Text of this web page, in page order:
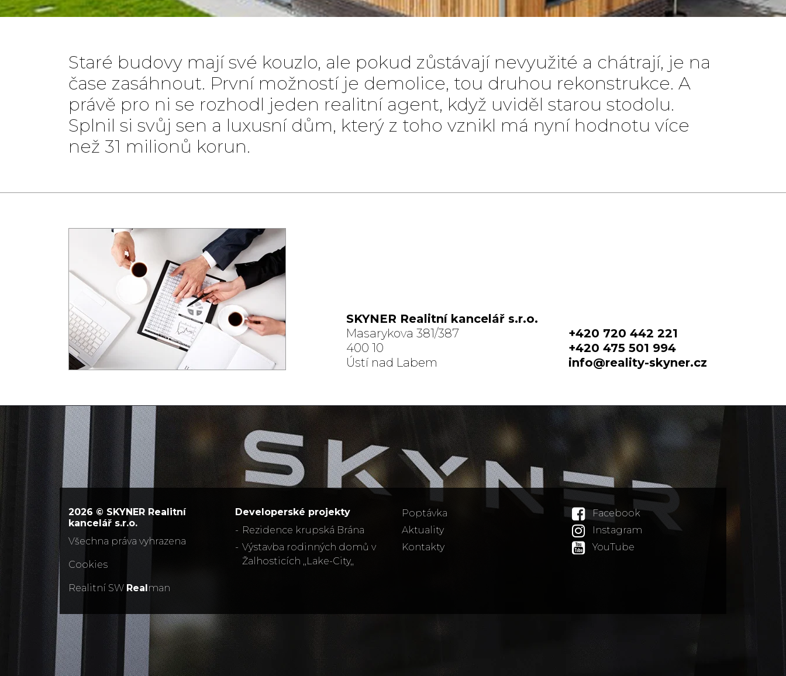
Staré budovy mají své kouzlo, ale pokud zůstávají nevyužité a chátrají, je na
čase zasáhnout. První možností je demolice, tou druhou rekonstrukce. A
právě pro ni se rozhodl jeden realitní agent, když uviděl starou stodolu.
Splnil si svůj sen a luxusní dům, který z toho vznikl má nyní hodnotu více
než 31 milionů korun.
SKYNER Realitní kancelář s.r.o.
Masarykova 381/387
400 10
Ústí nad Labem
+420 720 442 221
+420 475 501 994
info@reality-skyner.cz
2026 © SKYNER Realitní
kancelář s.r.o.
všechna práva vyhrazena
Cookies
Realitní SW Realman
Developerské projekty
Rezidence krupská Brána
Výstavba rodinných domů v
Žalhosticích ,,Lake-City,,
Poptávka
Aktuality
Kontakty
Facebook
Instagram
YouTube